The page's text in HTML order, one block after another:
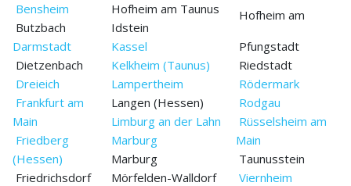
Bensheim
Butzbach
Darmstadt
Dietzenbach
Dreieich
Frankfurt am
Main
Friedberg
(Hessen)
Friedrichsdorf
Hofheim am Taunus
Idstein
Kassel
Kelkheim (Taunus)
Lampertheim
Langen (Hessen)
Limburg an der Lahn
Marburg
Marburg
Mörfelden-Walldorf
Hofheim am
Pfungstadt
Riedstadt
Rödermark
Rodgau
Rüsselsheim am
Main
Taunusstein
Viernheim